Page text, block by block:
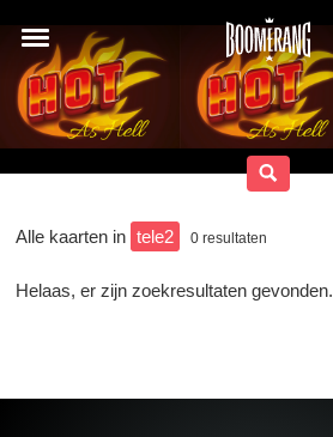
Alle kaarten in tele2 0 resultaten
Helaas, er zijn zoekresultaten gevonden.